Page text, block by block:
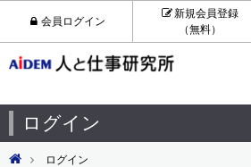
会員ログイン
新規会員登録
（無料）
ログイン
ログイン